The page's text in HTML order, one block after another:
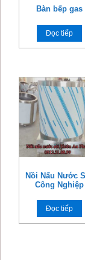
Bàn bếp gas
Đọc tiếp
Nồi Nấu Nước
Công Nghiệp
Đọc tiếp